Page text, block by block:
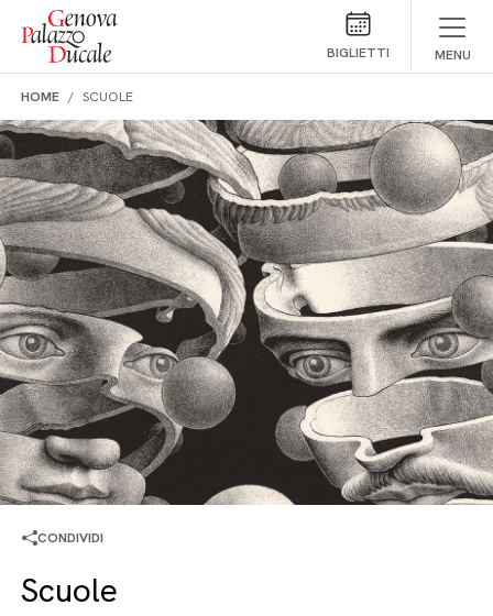
Salta al contenuto
BIGLIETTI MENU
HOME SCUOLE
CONDIVIDI
Scuole